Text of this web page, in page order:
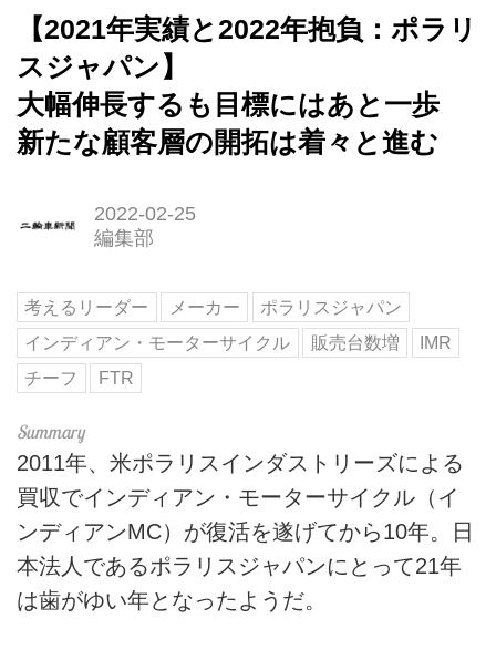
【2021年実績と2022年抱負：ポラリ
スジャパン】
大幅伸長するも目標にはあと一歩
新たな顧客層の開拓は着々と進む
2022-02-25
編集部
考えるリーダー メーカー
ポラリスジャパン
インディアン・モーターサイクル
販売台数増
IMR
チーフ
FTR
2011年、米ポラリスインダストリーズによる
買収でインディアン・モーターサイクル（イ
ンディアンMC）が復活を遂げてから10年。日
本法人であるポラリスジャパンにとって21年
は歯がゆい年となったようだ。